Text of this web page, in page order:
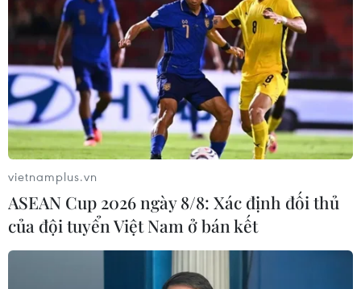
vietnamplus.vn
ASEAN Cup 2026 ngày 8/8: Xác định đối thủ
của đội tuyển Việt Nam ở bán kết